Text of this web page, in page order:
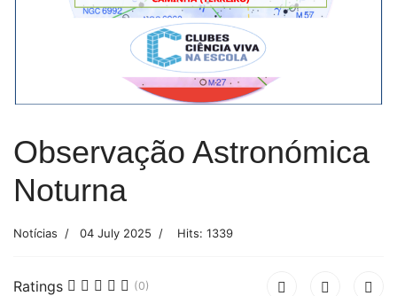
Observação Astronómica
Noturna
Notícias 04 July 2025 Hits: 1339
Ratings (0)